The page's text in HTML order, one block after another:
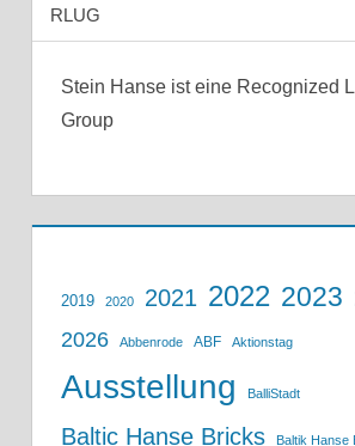
RLUG
Stein Hanse ist eine Recognized
Group
2019 2020 2021 2022 2023
2026 Abbenrode ABF Aktionstag
Ausstellung BalliStadt
Baltic Hanse Bricks Baltik Hanse